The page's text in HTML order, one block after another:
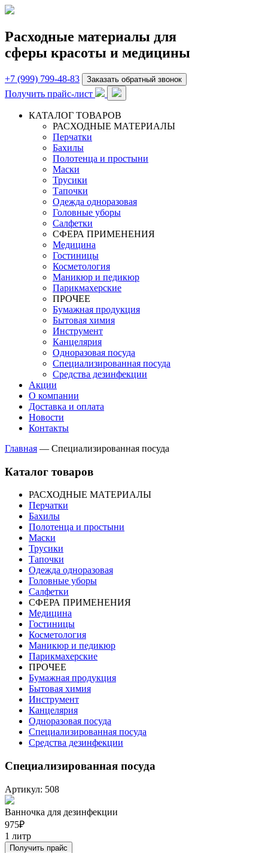
Расходные материалы для
сферы красоты и медицины
+7 (999) 799-48-83 Заказать обратный звонок
Получить прайс-лист
КАТАЛОГ ТОВАРОВ
РАСХОДНЫЕ МАТЕРИАЛЫ
Перчатки
Бахилы
Полотенца и простыни
Маски
Трусики
Тапочки
Одежда одноразовая
Головные уборы
Салфетки
СФЕРА ПРИМЕНЕНИЯ
Медицина
Гостиницы
Косметология
Маникюр и педикюр
Парикмахерские
ПРОЧЕЕ
Бумажная продукция
Бытовая химия
Инструмент
Канцелярия
Одноразовая посуда
Специализированная посуда
Средства дезинфекции
Акции
О компании
Доставка и оплата
Новости
Контакты
Главная — Специализированная посуда
Каталог товаров
РАСХОДНЫЕ МАТЕРИАЛЫ
Перчатки
Бахилы
Полотенца и простыни
Маски
Трусики
Тапочки
Одежда одноразовая
Головные уборы
Салфетки
СФЕРА ПРИМЕНЕНИЯ
Медицина
Гостиницы
Косметология
Маникюр и педикюр
Парикмахерские
ПРОЧЕЕ
Бумажная продукция
Бытовая химия
Инструмент
Канцелярия
Одноразовая посуда
Специализированная посуда
Средства дезинфекции
Специализированная посуда
Артикул: 508
Ванночка для дезинфекции
975₽
1 литр
Получить прайс